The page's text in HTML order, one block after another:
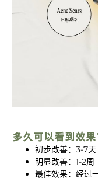
多久可以看到效果
初步改善：3-7天
明显改善：1-2周
最佳效果：经过